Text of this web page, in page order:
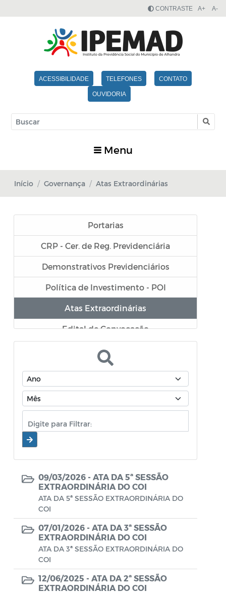
ACESSIBILIDADE TELEFONES CONTATO
OUVIDORIA
CONTRASTE A+ A-
Menu
Início Governança Atas Extraordinárias
Portarias
CRP - Cer. de Reg. Previdenciária
Demonstrativos Previdenciários
Política de Investimento - POI
Atas Extraordinárias
Edital de Convocação
APR - Autorização de Aplicação e
Resgate
Credenciamento
Previdência - CMP
Atas do Comitê de Investimentos - COI
Relatório Trimestral de Investimento
Relatório Mensal de Investimentos
Relatório Semestral de Investimentos
RELATÓRIO DE EXECUÇÃO DA POLÍTICA
09/03/2026 - ATA DA 5ª SESSÃO
EXTRAORDINÁRIA DO COI
ATA DA 5ª SESSÃO EXTRAORDINÁRIA DO
COI
07/01/2026 - ATA DA 3ª SESSÃO
EXTRAORDINÁRIA DO COI
ATA DA 3ª SESSÃO EXTRAORDINÁRIA DO
COI
12/06/2025 - ATA DA 2ª SESSÃO
EXTRAORDINÁRIA DO COI